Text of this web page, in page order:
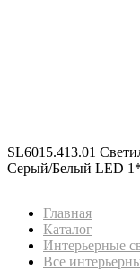
SL6015.413.01
Серый/Белый LED
Главная
Каталог
Интерьерные
Все